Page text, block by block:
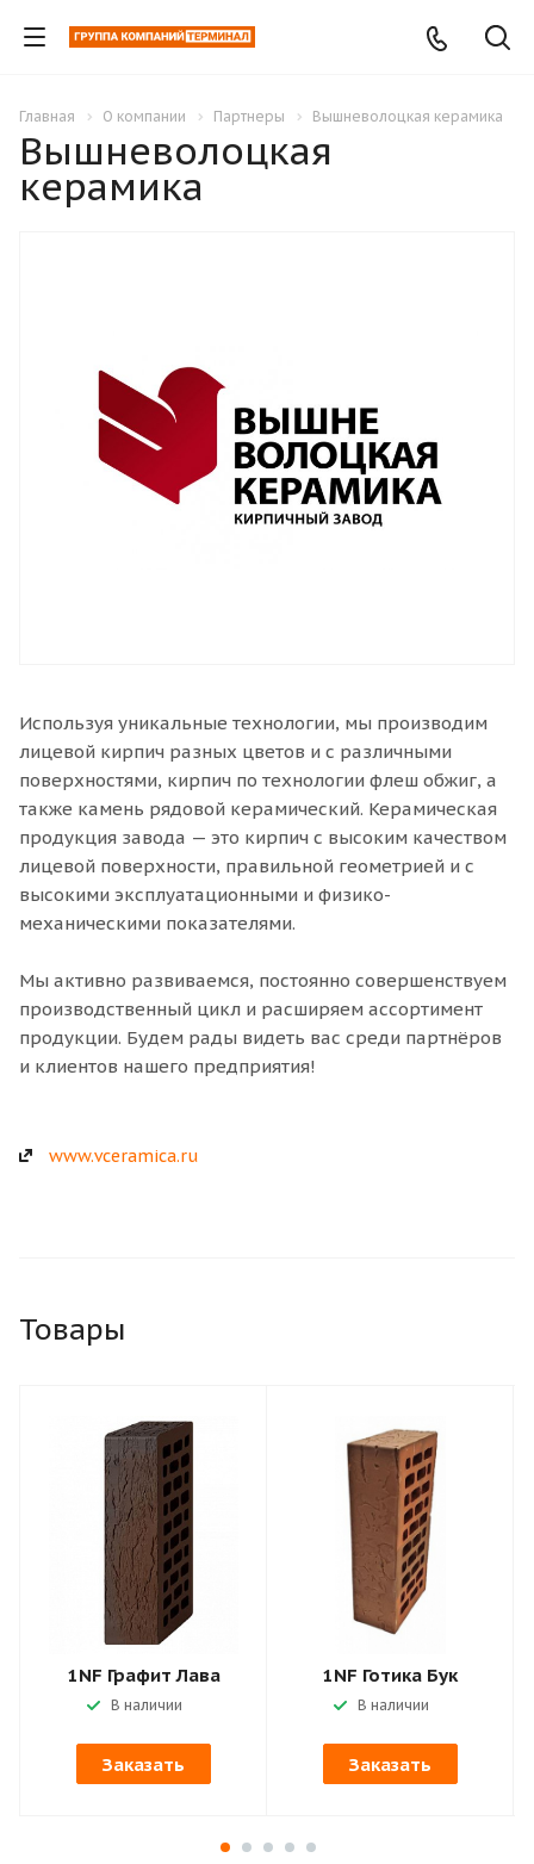
Главная О компании Партнеры Вышневолоцкая керамика
Вышневолоцкая
керамика
Используя уникальные технологии, мы производим
лицевой кирпич разных цветов и с различными
поверхностями, кирпич по технологии флеш обжиг, а
также камень рядовой керамический. Керамическая
продукция завода — это кирпич с высоким качеством
лицевой поверхности, правильной геометрией и с
высокими эксплуатационными и физико-
механическими показателями.
Мы активно развиваемся, постоянно совершенствуем
производственный цикл и расширяем ассортимент
продукции. Будем рады видеть вас среди партнёров
и клиентов нашего предприятия!
www.vceramica.ru
Товары
1NF Графит Лава
В наличии
Заказать
1NF Готика Бук
В наличии
Заказать